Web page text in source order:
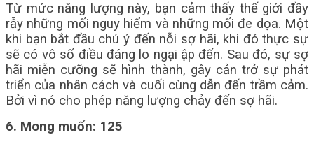
Từ mức năng lượng này, bạn cảm thấy thế giới đầy
rẫy những mối nguy hiểm và những mối đe dọa. Một
khi bạn bắt đầu chú ý đến nỗi sợ hãi, khi đó thực sự
sẽ có vô số điều đáng lo ngại ập đến. Sau đó, sự sợ
hãi miễn cưỡng sẽ hình thành, gây cản trở sự phát
triển của nhân cách và cuối cùng dẫn đến trầm cảm.
Bởi vì nó cho phép năng lượng chảy đến sợ hãi.
6. Mong muốn: 125